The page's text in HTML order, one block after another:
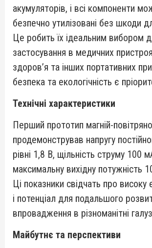
акумуляторів, і всі компоненти
безпечно утилізовані без шкоди
Це робить їх ідеальним вибором
застосування в медичних
здоров’я та інших портативних
безпека та екологічність є
Технічні характеристики
Перший прототип магній-
продемонстрував напругу
рівні 1,8 В, щільність струму 100
максимальну вихідну потужність
Ці показники свідчать про високу
і потенціал для подальшого
впровадження в різноманітні
Майбутнє та перспективи